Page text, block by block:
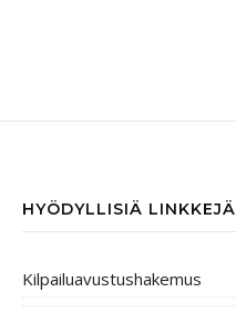
HYÖDYLLISIÄ LINKKEJÄ
Kilpailuavustushakemus